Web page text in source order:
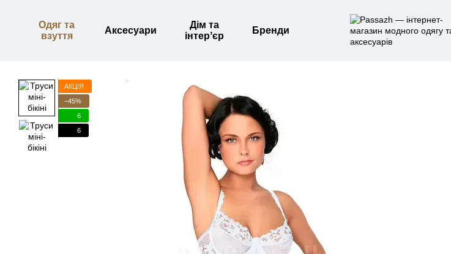
Одяг та
взуття
Аксесуари
Дім та
інтерʼєр
Бренди
АКЦІЯ
−45%
6
6